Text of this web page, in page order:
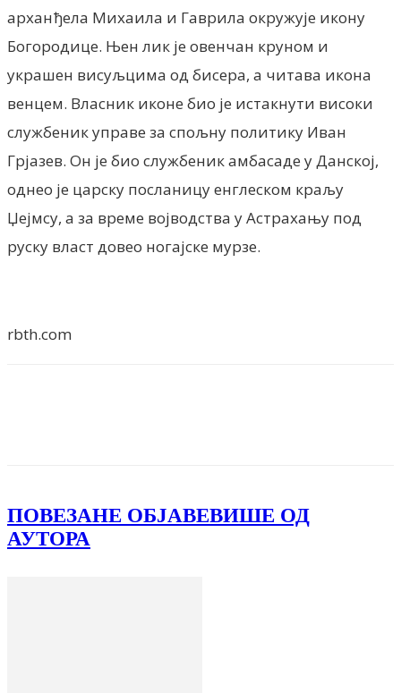
арханђела Михаила и Гаврила окружује икону
Богородице. Њен лик је овенчан круном и
украшен висуљцима од бисера, а читава икона
венцем. Власник иконе био је истакнути високи
службеник управе за спољну политику Иван
Грјазев. Он је био службеник амбасаде у Данској,
однео је царску посланицу енглеском краљу
Џејмсу, а за време војводства у Астрахању под
руску власт довео ногајске мурзе.
rbth.com
ПОВЕЗАНЕ ОБЈАВЕВИШЕ ОД
АУТОРА